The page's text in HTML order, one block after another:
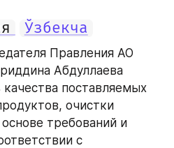
Ўзбекча
Правления АО
Абдуллаева
поставляемых
очистки
требований и
с